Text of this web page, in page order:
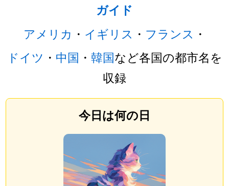
ガイド
アメリカ ・ イギリス ・ フランス ・
ドイツ ・ 中国 ・ 韓国など各国の都市名を
収録
今日は何の日